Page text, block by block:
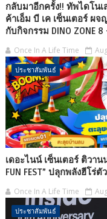
กลับมาอีกครั้ง!! ทัพไดโน
ค้าเอ็ม บี เค เซ็นเตอร์
กับกิจกรรม DINO ZONE
Once In A Life Time
ประชาสัมพันธ์
เดอะไนน์ เซ็นเตอร์ ติวา
FUN FEST” ปลุกพลังฮีโร่
Once In A Life Time
ประชาสัมพันธ์